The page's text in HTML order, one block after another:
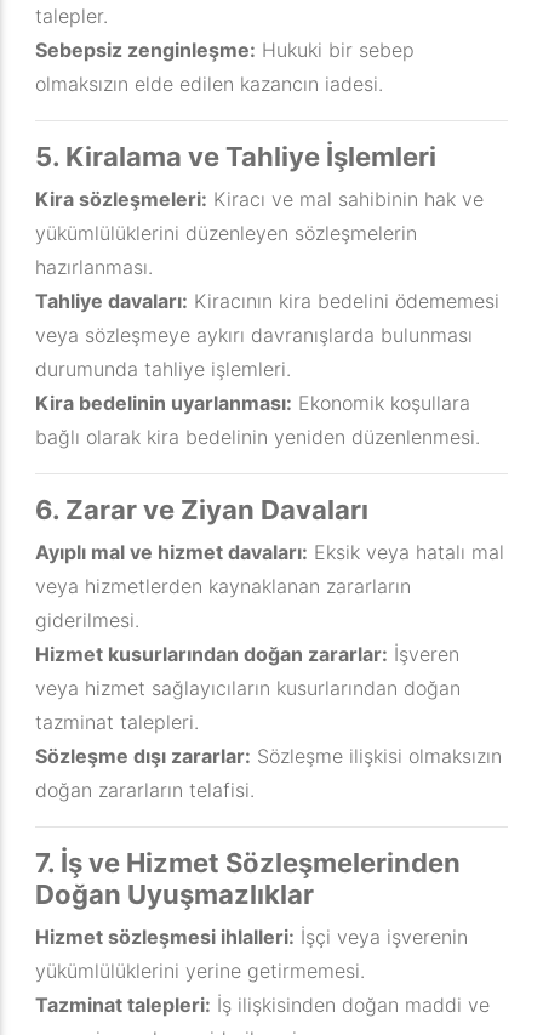
talepler.
Sebepsiz zenginleşme: Hukuki bir sebep
olmaksızın elde edilen kazancın iadesi.
5. Kiralama ve Tahliye İşlemleri
Kira sözleşmeleri: Kiracı ve mal sahibinin hak ve
yükümlülüklerini düzenleyen sözleşmelerin
hazırlanması.
Tahliye davaları: Kiracının kira bedelini ödememesi
veya sözleşmeye aykırı davranışlarda bulunması
durumunda tahliye işlemleri.
Kira bedelinin uyarlanması: Ekonomik koşullara
bağlı olarak kira bedelinin yeniden düzenlenmesi.
6. Zarar ve Ziyan Davaları
Ayıplı mal ve hizmet davaları: Eksik veya hatalı mal
veya hizmetlerden kaynaklanan zararların
giderilmesi.
Hizmet kusurlarından doğan zararlar: İşveren
veya hizmet sağlayıcıların kusurlarından doğan
tazminat talepleri.
Sözleşme dışı zararlar: Sözleşme ilişkisi olmaksızın
doğan zararların telafisi.
7. İş ve Hizmet Sözleşmelerinden
Doğan Uyuşmazlıklar
Hizmet sözleşmesi ihlalleri: İşçi veya işverenin
yükümlülüklerini yerine getirmemesi.
Tazminat talepleri: İş ilişkisinden doğan maddi ve